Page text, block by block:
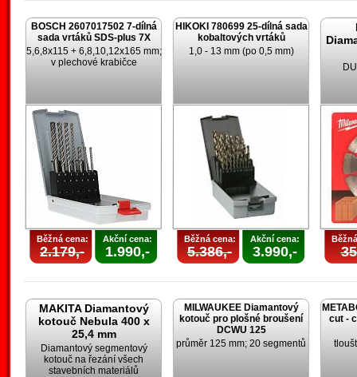
BOSCH 2607017502 7-dílná
sada vrtáků SDS-plus 7X
5,6,8x115 + 6,8,10,12x165 mm;
v plechové krabičce
Běžná cena:
2.179,-
Akční cena:
1.990,-
HIKOKI 780699 25-dílná sada
kobaltových vrtáků
1,0 - 13 mm (po 0,5 mm)
Běžná cena:
5.386,-
Akční cena:
3.990,-
MAKITA Diamantový
kotouč Nebula 400 x
25,4 mm
Diamantový segmentový
kotouč na řezání všech
stavebních materiálů
MILWAUKEE Diamantový
kotouč pro plošné broušení
DCWU 125
průměr 125 mm; 20 segmentů
cut -